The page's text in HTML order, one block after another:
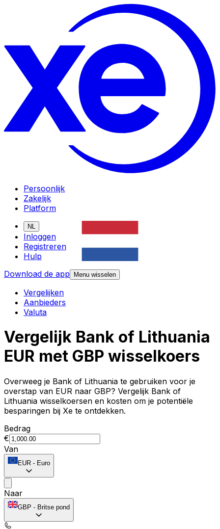
Persoonlijk
Zakelijk
Platform
NL
Inloggen
Registreren
Hulp
Download de app
Menu wisselen
Vergelijken
Aanbieders
Valuta
Vergelijk Bank of Lithuania
EUR met GBP wisselkoers
Overweeg je Bank of Lithuania te gebruiken voor je
overstap van EUR naar GBP? Vergelijk Bank of
Lithuania wisselkoersen en kosten om je potentiële
besparingen bij Xe te ontdekken.
Bedrag
€
Van
EUR - Euro
Naar
GBP - Britse pond